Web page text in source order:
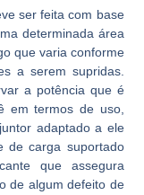
ser feita com base
determinada área
que varia conforme
a serem supridas.
a potência que é
em termos de uso,
adaptado a ele
de carga suportado
que assegura
de algum defeito de